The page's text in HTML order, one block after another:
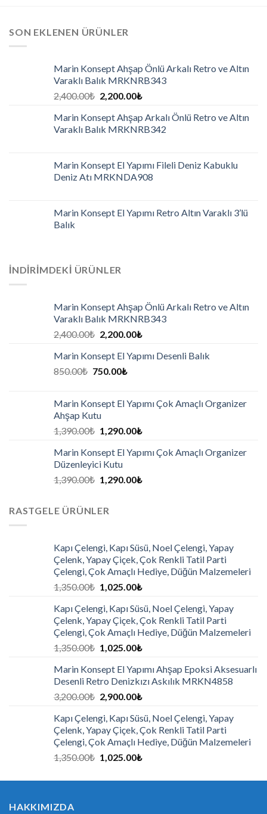
SON EKLENEN ÜRÜNLER
Marin Konsept Ahşap Önlü Arkalı Retro ve Altın
Varaklı Balık MRKNRB343
2,400.00₺ 2,200.00₺
Marin Konsept Ahşap Arkalı Önlü Retro ve Altın
Varaklı Balık MRKNRB342
Marin Konsept El Yapımı Fileli Deniz Kabuklu
Deniz Atı MRKNDA908
Marin Konsept El Yapımı Retro Altın Varaklı 3’lü
Balık
İNDIRIMDEKI ÜRÜNLER
Marin Konsept Ahşap Önlü Arkalı Retro ve Altın
Varaklı Balık MRKNRB343
2,400.00₺ 2,200.00₺
Marin Konsept El Yapımı Desenli Balık
850.00₺ 750.00₺
Marin Konsept El Yapımı Çok Amaçlı Organizer
Ahşap Kutu
1,390.00₺ 1,290.00₺
Marin Konsept El Yapımı Çok Amaçlı Organizer
Düzenleyici Kutu
1,390.00₺ 1,290.00₺
RASTGELE ÜRÜNLER
Kapı Çelengi, Kapı Süsü, Noel Çelengi, Yapay
Çelenk, Yapay Çiçek, Çok Renkli Tatil Parti
Çelengi, Çok Amaçlı Hediye, Düğün Malzemeleri
1,350.00₺ 1,025.00₺
Kapı Çelengi, Kapı Süsü, Noel Çelengi, Yapay
Çelenk, Yapay Çiçek, Çok Renkli Tatil Parti
Çelengi, Çok Amaçlı Hediye, Düğün Malzemeleri
1,350.00₺ 1,025.00₺
Marin Konsept El Yapımı Ahşap Epoksi Aksesuarlı
Desenli Retro Denizkızı Askılık MRKN4858
3,200.00₺ 2,900.00₺
Kapı Çelengi, Kapı Süsü, Noel Çelengi, Yapay
Çelenk, Yapay Çiçek, Çok Renkli Tatil Parti
Çelengi, Çok Amaçlı Hediye, Düğün Malzemeleri
1,350.00₺ 1,025.00₺
HAKKIMIZDA